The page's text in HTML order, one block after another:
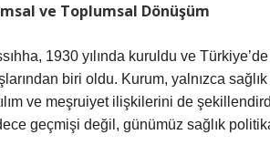
ve Toplumsal Dönüşüm
1930 yılında kuruldu ve
biri oldu. Kurum, yalnızca
ve meşruiyet ilişkilerini de
geçmişi değil, günümüz sağlık